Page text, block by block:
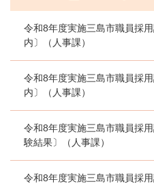
令和8年度実施三島市職員採
内〕（人事課）
令和8年度実施三島市職員採
内〕（人事課）
令和8年度実施三島市職員採
験結果〕（人事課）
令和8年度実施三島市職員採